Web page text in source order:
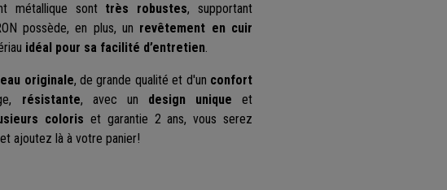
métallique sont très robustes, supportant
possède, en plus, un revêtement en cuir
idéal pour sa facilité d’entretien.
originale, de grande qualité et d'un confort
résistante, avec un design unique et
coloris et garantie 2 ans, vous serez
ajoutez là à votre panier!